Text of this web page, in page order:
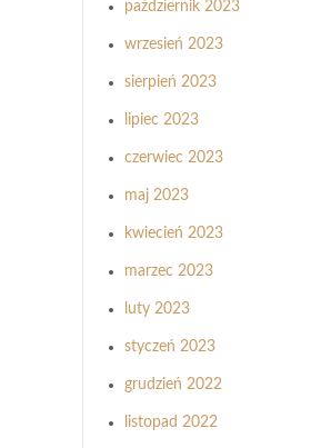
październik 2023
wrzesień 2023
sierpień 2023
lipiec 2023
czerwiec 2023
maj 2023
kwiecień 2023
marzec 2023
luty 2023
styczeń 2023
grudzień 2022
listopad 2022